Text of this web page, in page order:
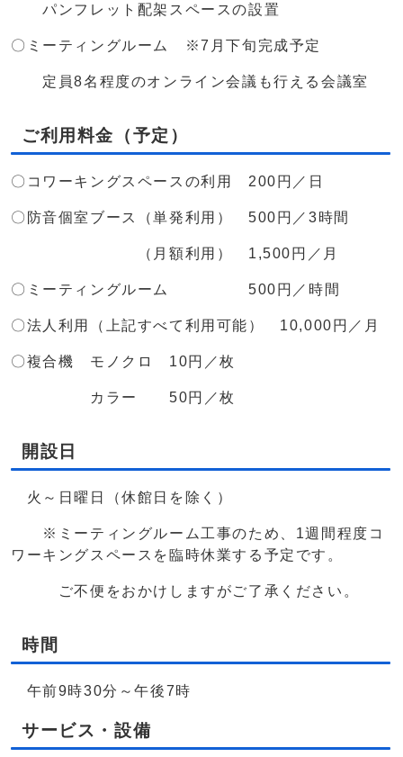
パンフレット配架スペースの設置
〇ミーティングルーム ※7月下旬完成予定
定員8名程度のオンライン会議も行える会議室
ご利用料金（予定）
〇コワーキングスペースの利用 200円／日
〇防音個室ブース（単発利用） 500円／3時間
（月額利用） 1,500円／月
〇ミーティングルーム 500円／時間
〇法人利用（上記すべて利用可能） 10,000円／月
〇複合機 モノクロ 10円／枚
カラー 50円／枚
開設日
火～日曜日（休館日を除く）
※ミーティングルーム工事のため、1週間程度コ
ワーキングスペースを臨時休業する予定です。
ご不便をおかけしますがご了承ください。
時間
午前9時30分～午後7時
サービス・設備